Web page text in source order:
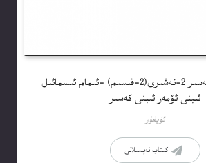
تەپسىرى ئىبنى كەسىر 2-نەشىرى(2-قىسىم) -ئىمام ئىسمائىل
ئىبنى ئۆمەر ئىبنى كەسىر
ئۇيغۇر
كىتاب تەپسىلاتى